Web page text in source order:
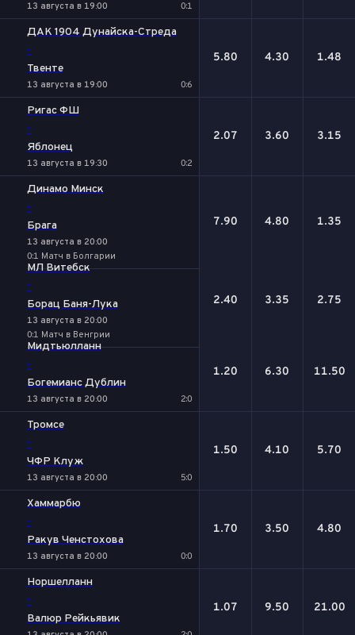
13 августа в 19:00 0:1
ДАК 1904 Дунайска-Стреда
-
Твенте
13 августа в 19:00 0:6
5.80 4.30 1.48
Ригас ФШ
-
Яблонец
13 августа в 19:30 0:2
2.07 3.60 3.15
Динамо Минск
-
Брага
13 августа в 20:00
0:1 Матч в Болгарии
7.90 4.80 1.35
МЛ Витебск
-
Борац Баня-Лука
13 августа в 20:00
0:1 Матч в Венгрии
2.40 3.35 2.75
Мидтьюлланн
-
Богемианс Дублин
13 августа в 20:00 2:0
1.20 6.30 11.50
Тромсе
-
ЧФР Клуж
13 августа в 20:00 5:0
1.50 4.10 5.70
Хаммарбю
-
Ракув Ченстохова
13 августа в 20:00 0:0
1.70 3.50 4.80
Норшелланн
-
Валюр Рейкьявик
1.07 9.50 21.00